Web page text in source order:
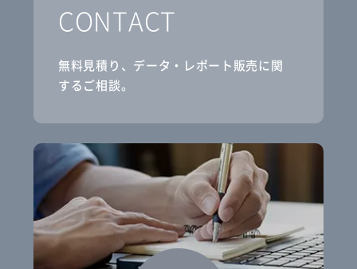
CONTACT
無料見積り、データ・レポート販売に関
するご相談。